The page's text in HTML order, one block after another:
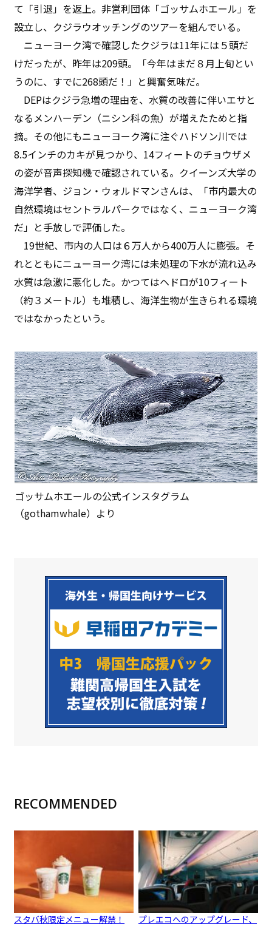
て「引退」を返上。非営利団体「ゴッサムホエール」を
設立し、クジラウオッチングのツアーを組んでいる。
ニューヨーク湾で確認したクジラは11年には５頭だ
けだったが、昨年は209頭。「今年はまだ８月上旬とい
うのに、すでに268頭だ！」と興奮気味だ。
DEPはクジラ急増の理由を、水質の改善に伴いエサと
なるメンハーデン（ニシン科の魚）が増えたためと指
摘。その他にもニューヨーク湾に注ぐハドソン川では
8.5インチのカキが見つかり、14フィートのチョウザメ
の姿が音声探知機で確認されている。クイーンズ大学の
海洋学者、ジョン・ウォルドマンさんは、「市内最大の
自然環境はセントラルパークではなく、ニューヨーク湾
だ」と手放しで評価した。
19世紀、市内の人口は６万人から400万人に膨張。そ
れとともにニューヨーク湾には未処理の下水が流れ込み
水質は急激に悪化した。かつてはヘドロが10フィート
（約３メートル）も堆積し、海洋生物が生きられる環境
ではなかったという。
ゴッサムホエールの公式インスタグラム
（gothamwhale）より
RECOMMENDED
スタバ秋限定メニュー解禁！
プレエコへのアップグレード、